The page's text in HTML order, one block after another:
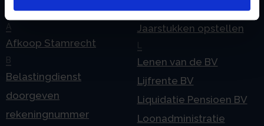
Handige links
A
Afkoop Stamrecht
B
Belastingdienst
doorgeven
rekeningnummer
Jaarstukken opstellen
Lenen van de BV
Lijfrente BV
Liquidatie Pensioen BV
Loonadministratie